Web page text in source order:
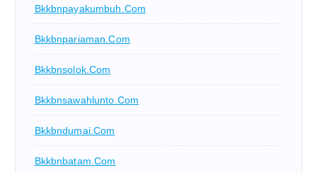
Bkkbnpayakumbuh.com
Bkkbnpariaman.com
Bkkbnsolok.com
Bkkbnsawahlunto.com
Bkkbndumai.com
Bkkbnbatam.com